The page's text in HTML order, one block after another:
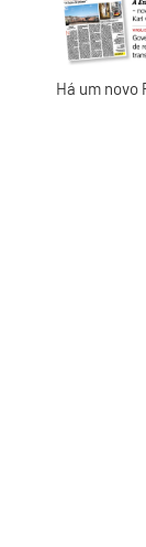
Há um novo